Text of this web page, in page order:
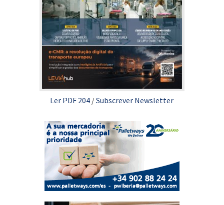
Ler PDF 204 /Subscrever Newsletter